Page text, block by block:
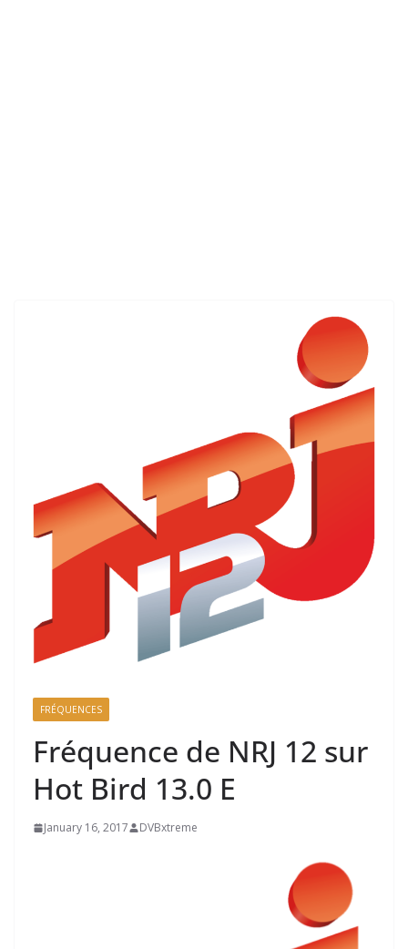
FRÉQUENCES
Fréquence de NRJ 12 sur
Hot Bird 13.0 E
January 16, 2017 DVBxtreme